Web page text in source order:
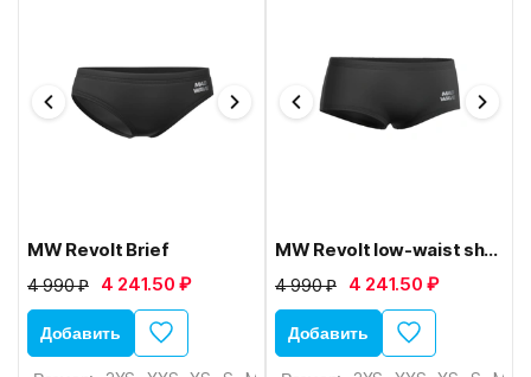
MW Revolt Brief
4 990 ₽ 4 241.50 ₽
Добавить
MW Revolt low-waist short
4 990 ₽ 4 241.50 ₽
Добавить